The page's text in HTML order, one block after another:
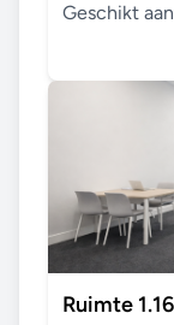
Geschikt
Ruimte 1.16